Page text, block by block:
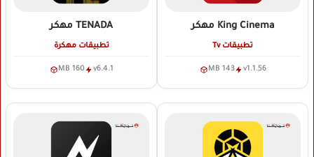
King Cinema مهكر
تطبيقات Tv
v1.1.56
143 MB
TENADA مهكر
تطبيقات مهكرة
v6.4.1
160 MB